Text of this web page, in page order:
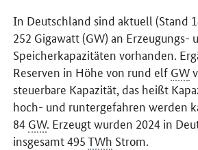
In Deutschland sind aktuell (Stand
252 Gigawatt (GW) an Erzeugungs-
Speicherkapazitäten vorhanden.
Reserven in Höhe von rund elf GW
steuerbare Kapazität, das heißt
hoch- und runtergefahren werden
84 GW. Erzeugt wurden 2024 in
insgesamt 495TWh Strom.